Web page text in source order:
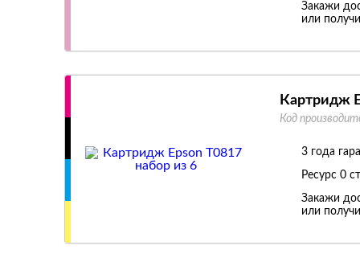
Закажи
или
Картридж
Код
3 года
Ресурс 0
Закажи
или